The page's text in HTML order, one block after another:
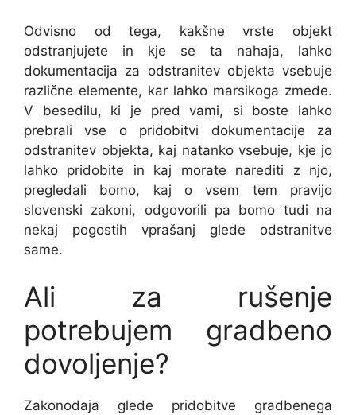
Odvisno od tega, kakšne vrste objekt
odstranjujete in kje se ta nahaja, lahko
dokumentacija za odstranitev objekta vsebuje
različne elemente, kar lahko marsikoga zmede.
V besedilu, ki je pred vami, si boste lahko
prebrali vse o pridobitvi dokumentacije za
odstranitev objekta, kaj natanko vsebuje, kje jo
lahko pridobite in kaj morate narediti z njo,
pregledali bomo, kaj o vsem tem pravijo
slovenski zakoni, odgovorili pa bomo tudi na
nekaj pogostih vprašanj glede odstranitve
same.
Ali za rušenje
potrebujem gradbeno
dovoljenje?
Zakonodaja glede pridobitve gradbenega